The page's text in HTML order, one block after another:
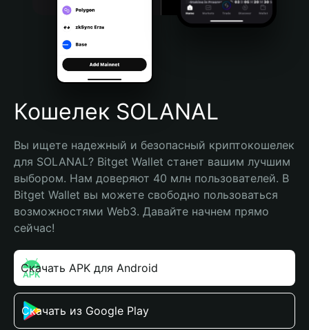
Português (Brasil)
Español (Argentina)
Кошелек SOLANAL
Вы ищете надежный и безопасный криптокошелек
для SOLANAL? Bitget Wallet станет вашим лучшим
выбором. Нам доверяют 40 млн пользователей. В
Bitget Wallet вы можете свободно пользоваться
возможностями Web3. Давайте начнем прямо
сейчас!
Скачать APK для Android
Скачать из Google Play